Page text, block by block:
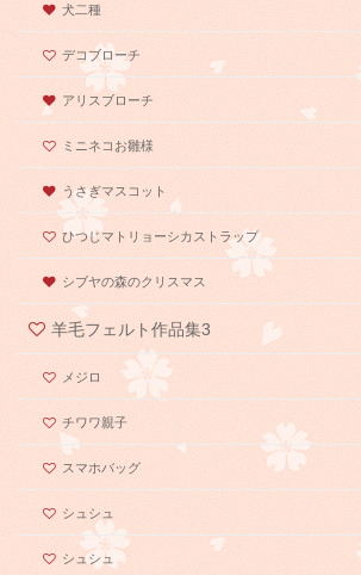
犬二種
デコブローチ
アリスブローチ
ミニネコお雛様
うさぎマスコット
ひつじマトリョーシカストラップ
シブヤの森のクリスマス
羊毛フェルト作品集3
メジロ
チワワ親子
スマホバッグ
シュシュ
シュシュ